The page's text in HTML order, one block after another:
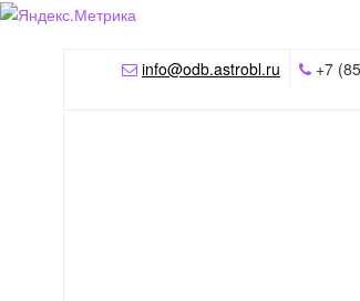
info@odb.astrobl.ru
+7